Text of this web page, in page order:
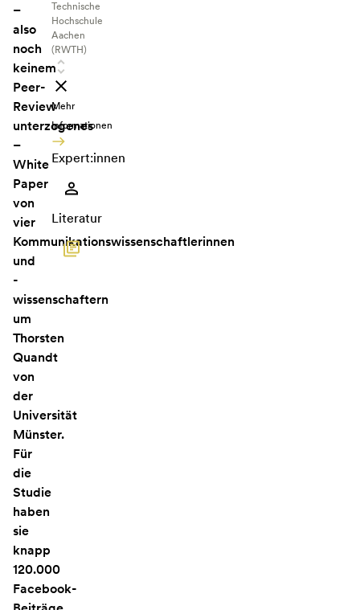
–
also
noch
keinem
Peer-
Review
unterzogenes
–
White
Paper
von
vier
Kommunikationswissenschaftlerinnen
und
-
wissenschaftern
um
Thorsten
Quandt
von
der
Universität
Münster.
Für
die
Studie
haben
sie
knapp
120.000
Facebook-
Technische
Hochschule
Aachen
(RWTH)
Mehr
Informationen
Expert:innen
Literatur